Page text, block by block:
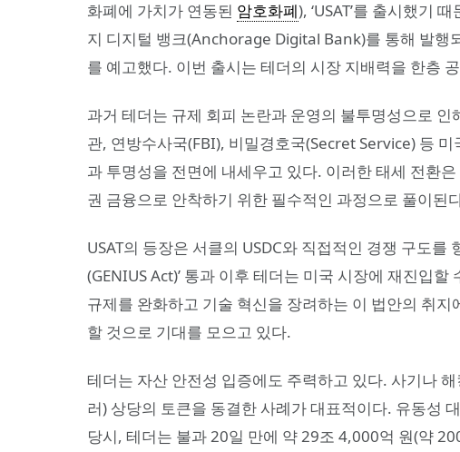
화폐에 가치가 연동된 암호화폐), ‘USAT’를 출시했기
지 디지털 뱅크(Anchorage Digital Bank)를 통해 발행
를 예고했다. 이번 출시는 테더의 시장 지배력을 한층
과거 테더는 규제 회피 논란과 운영의 불투명성으로
관, 연방수사국(FBI), 비밀경호국(Secret Service) 등
과 투명성을 전면에 내세우고 있다. 이러한 태세 전환
권 금융으로 안착하기 위한 필수적인 과정으로 풀이된
USAT의 등장은 서클의 USDC와 직접적인 경쟁 구도
(GENIUS Act)’ 통과 이후 테더는 미국 시장에 재진입
규제를 완화하고 기술 혁신을 장려하는 이 법안의 취
할 것으로 기대를 모으고 있다.
테더는 자산 안전성 입증에도 주력하고 있다. 사기나
러) 상당의 토큰을 동결한 사례가 대표적이다. 유동성
당시, 테더는 불과 20일 만에 약 29조 4,000억 원(약